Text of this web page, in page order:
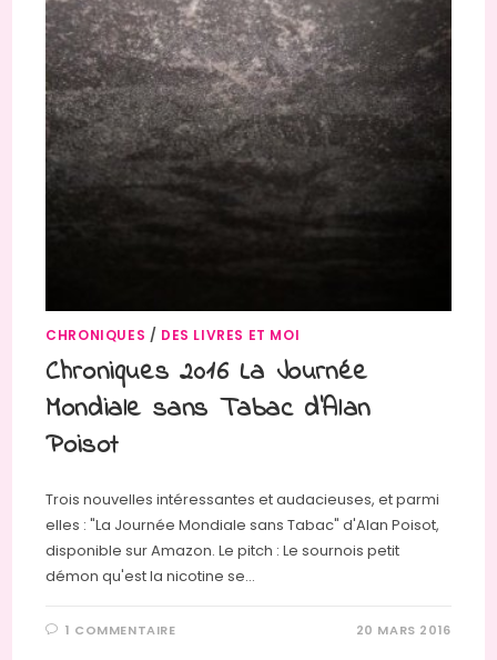
CHRONIQUES / DES LIVRES ET MOI
Chroniques 2016 La Journée
Mondiale sans Tabac d’Alan
Poisot
Trois nouvelles intéressantes et audacieuses, et parmi
elles : "La Journée Mondiale sans Tabac" d'Alan Poisot,
disponible sur Amazon. Le pitch : Le sournois petit
démon qu'est la nicotine se…
1 COMMENTAIRE 20 MARS 2016